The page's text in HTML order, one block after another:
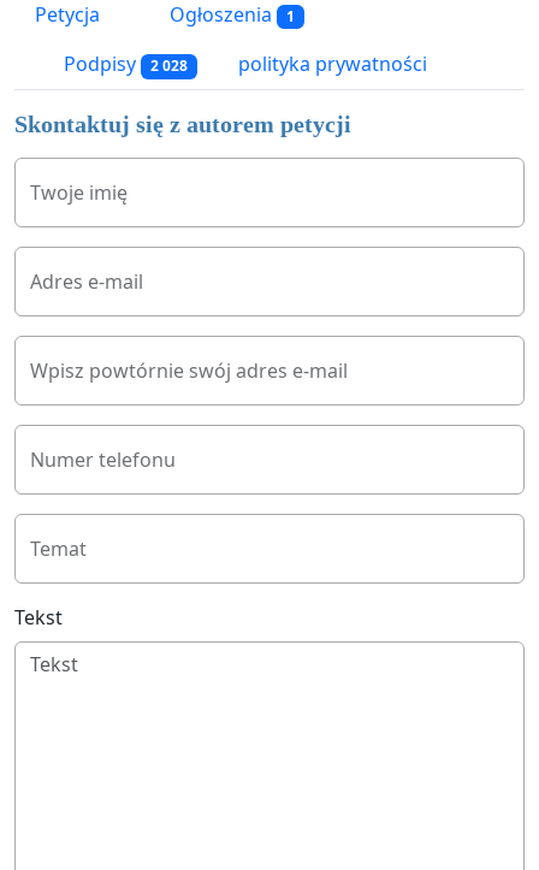
Petycja Ogłoszenia 1
Podpisy 2 028 polityka prywatności
Skontaktuj się z autorem petycji
Twoje imię
Adres e-mail
Wpisz powtórnie swój adres e-mail
Numer telefonu
Temat
Tekst